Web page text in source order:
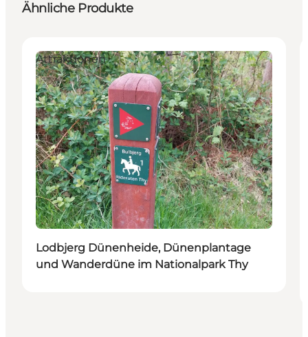
Ähnliche Produkte
Attraktionen
Lodbjerg Dünenheide, Dünenplantage
und Wanderdüne im Nationalpark Thy